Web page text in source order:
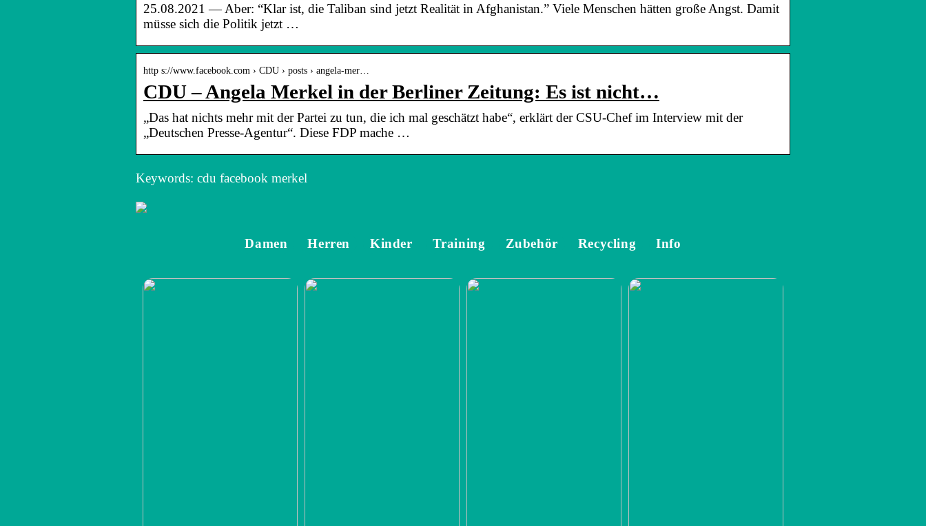
25.08.2021 — Aber: “Klar ist, die Taliban sind jetzt Realität in Afghanistan.” Viele Menschen hätten große Angst. Damit
müsse sich die Politik jetzt …
http s://www.facebook.com › CDU › posts › angela-mer…
CDU – Angela Merkel in der Berliner Zeitung: Es ist nicht…
„Das hat nichts mehr mit der Partei zu tun, die ich mal geschätzt habe“, erklärt der CSU-Chef im Interview mit der
„Deutschen Presse-Agentur“. Diese FDP mache …
Keywords: cdu facebook merkel
Damen Herren Kinder Training Zubehör Recycling Info